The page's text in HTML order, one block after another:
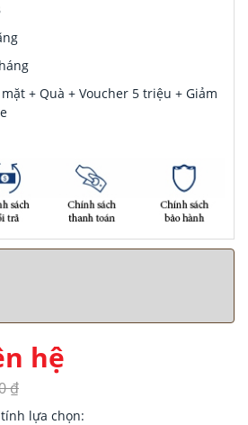
+ Quà + Voucher 5 triệu + Giảm
hệ
₫
lựa chọn: